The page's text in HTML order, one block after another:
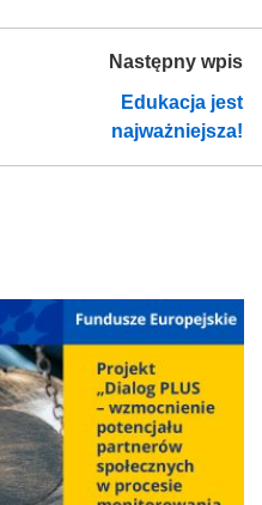
Następny wpis
Edukacja jest
najważniejsza!